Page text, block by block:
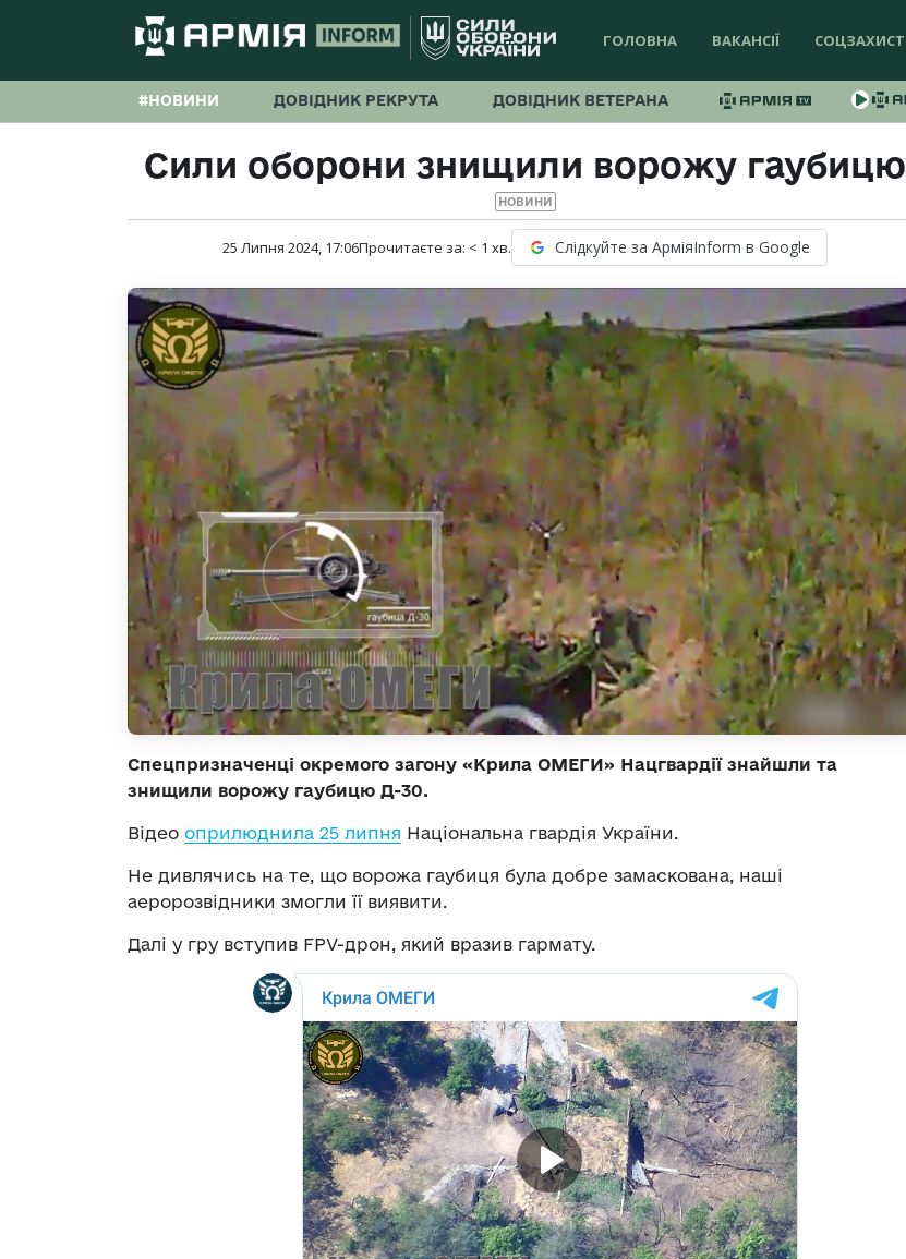
ГОЛОВНА ВАКАНСІЇ СОЦЗАХИСТ
#НОВИНИ ДОВІДНИК РЕКРУТА ДОВІДНИК ВЕТЕРАНА
Сили оборони знищили ворожу гаубицю
НОВИНИ
25 Липня 2024, 17:06Прочитаєте за: < 1 хв. Слідкуйте за АрміяInform в Google
Спецпризначенці окремого загону «Крила ОМЕГИ» Нацгвардії знайшли та
знищили ворожу гаубицю Д-30.
Відео оприлюднила 25 липня Національна гвардія України.
Не дивлячись на те, що ворожа гаубиця була добре замаскована, наші
аеророзвідники змогли її виявити.
Далі у гру вступив FPV-дрон, який вразив гармату.